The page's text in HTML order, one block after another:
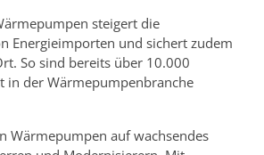
steigert die
Energieimporten und sichert zudem
So sind bereits über 10.000
in der Wärmepumpenbranche
Wärmepumpen auf wachsendes